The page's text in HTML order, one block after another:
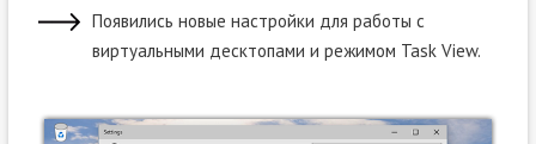
Появились новые настройки для работы с
виртуальными десктопами и режимом Task View.